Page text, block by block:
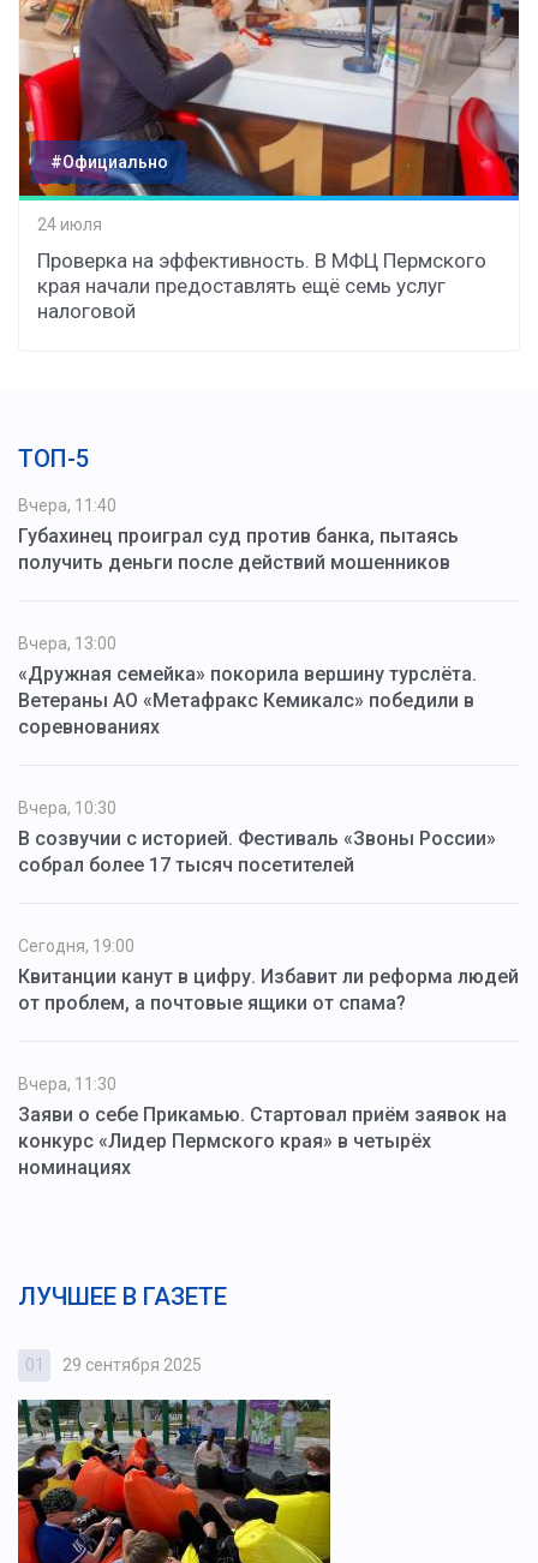
#Официально
24 июля
Проверка на эффективность. В МФЦ Пермского
края начали предоставлять ещё семь услуг
налоговой
ТОП-5
Вчера, 11:40
Губахинец проиграл суд против банка, пытаясь
получить деньги после действий мошенников
Вчера, 13:00
«Дружная семейка» покорила вершину турслёта.
Ветераны АО «Метафракс Кемикалс» победили в
соревнованиях
Вчера, 10:30
В созвучии с историей. Фестиваль «Звоны России»
собрал более 17 тысяч посетителей
Сегодня, 19:00
Квитанции канут в цифру. Избавит ли реформа людей
от проблем, а почтовые ящики от спама?
Вчера, 11:30
Заяви о себе Прикамью. Стартовал приём заявок на
конкурс «Лидер Пермского края» в четырёх
номинациях
ЛУЧШЕЕ В ГАЗЕТЕ
01 29 сентября 2025